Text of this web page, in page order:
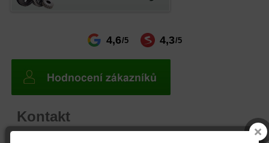
4,6/5 4,3/5
Kontakt